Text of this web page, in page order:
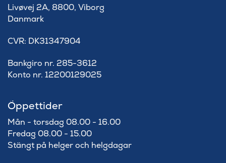
Livøvej 2A, 8800, Viborg
Danmark
​CVR: DK31347904
Bankgiro nr. 285-3612
Konto nr. 12200129025
Öppettider
Mån - torsdag 08.00 - 16.00
Fredag 08.00 - 15.00
Stängt på helger och helgdagar